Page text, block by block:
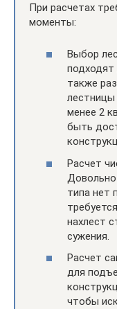
При расчетах
моменты:
Выбор
подходят
также
лестницы
менее 2
быть
Расчет
Довольно
типа нет
нахлест
сужения.
Расчет
для
чтобы